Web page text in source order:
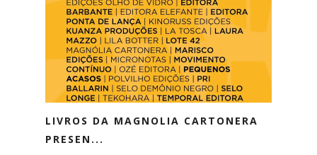
LIVROS DA MAGNOLIA CARTONERA
PRESEN...